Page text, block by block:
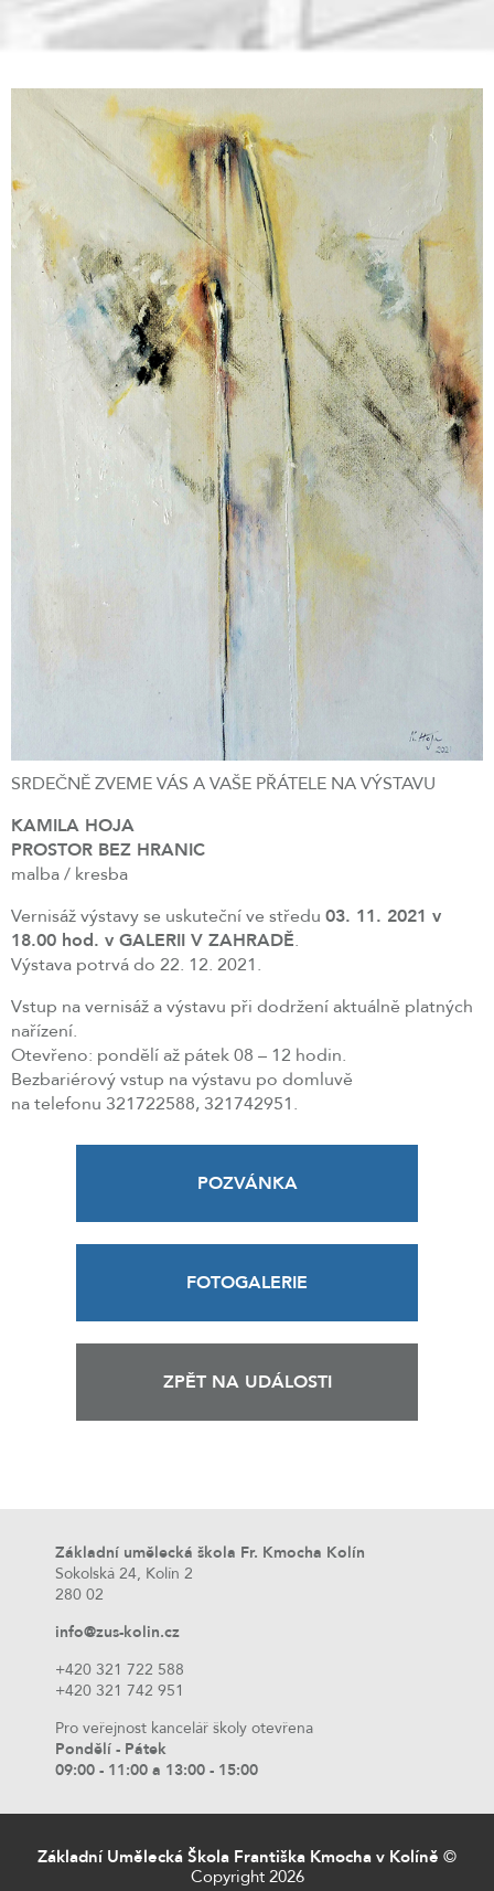
SRDEČNĚ ZVEME VÁS A VAŠE PŘÁTELE NA VÝSTAVU
KAMILA HOJA
PROSTOR BEZ HRANIC
malba / kresba
Vernisáž výstavy se uskuteční ve středu 03. 11. 2021 v
18.00 hod. v GALERII V ZAHRADĚ.
Výstava potrvá do 22. 12. 2021.
Vstup na vernisáž a výstavu při dodržení aktuálně platných
nařízení.
Otevřeno: pondělí až pátek 08 – 12 hodin.
Bezbariérový vstup na výstavu po domluvě
na telefonu 321722588, 321742951.
POZVÁNKA
FOTOGALERIE
ZPĚT NA UDÁLOSTI
Základní umělecká škola Fr. Kmocha Kolín
Sokolská 24, Kolín 2
280 02
info@zus-kolin.cz
+420 321 722 588
+420 321 742 951
Pro veřejnost kancelář školy otevřena
Pondělí - Pátek
09:00 - 11:00 a 13:00 - 15:00
Základní Umělecká Škola Františka Kmocha v Kolíně ©
Copyright 2026